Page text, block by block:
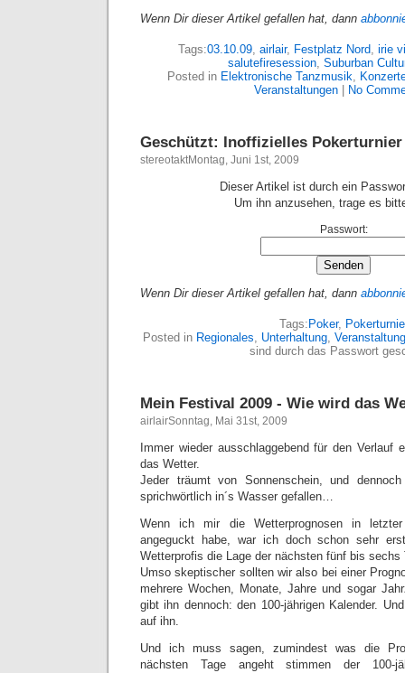
Wenn Dir dieser Artikel gefallen hat, dann
Tags:03.10.09, airlair, Festplatz Nord, irie
salutefiresession, Suburban
Posted in Elektronische Tanzmusik,
Veranstaltungen
No
Geschützt: Inoffizielles Pokerturnier
stereotaktMontag, Juni 1st, 2009
Dieser Artikel ist durch ein
Um ihn anzusehen, trage es
Passwort:
Wenn Dir dieser Artikel gefallen hat, dann
Tags: Poker,
Posted in Regionales, Unterhaltung,
sind durch das Passwort
Mein Festival 2009 - Wie wird das
airlairSonntag, Mai 31st, 2009
Immer wieder ausschlaggebend für den Verlauf
das Wetter.
Jeder träumt von Sonnenschein, und
sprichwörtlich in´s Wasser gefallen…
Wenn ich mir die Wetterprognosen in
angeguckt habe, war ich doch schon sehr
Wetterprofis die Lage der nächsten fünf bis sechs
Umso skeptischer sollten wir also bei einer
mehrere Wochen, Monate, Jahre und sogar
gibt ihn dennoch: den 100-jährigen Kalender.
auf ihn.
Und ich muss sagen, zumindest was die
nächsten Tage angeht stimmen der 100-